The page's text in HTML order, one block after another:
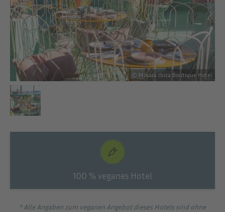
© Mikasa Ibiza Boutique Hotel
100 % veganes Hotel
* Alle Angaben zum veganen Angebot dieses Hotels sind ohne